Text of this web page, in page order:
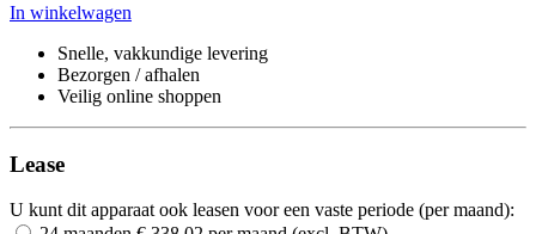
In winkelwagen
Snelle, vakkundige levering
Bezorgen / afhalen
Veilig online shoppen
Lease
U kunt dit apparaat ook leasen voor een vaste periode (per maand):